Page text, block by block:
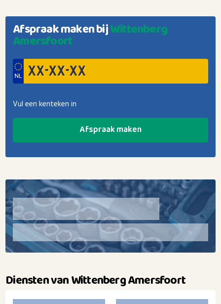
Afspraak maken bijWittenberg
Amersfoort
Vul een kenteken in
Afspraak maken
Diensten van Wittenberg Amersfoort